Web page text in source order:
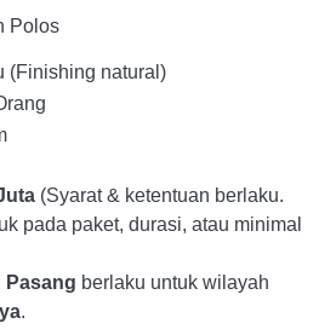
Polos
(Finishing natural)
(Syarat & ketentuan berlaku.
pada paket, durasi, atau minimal
Pasang berlaku untuk wilayah
.